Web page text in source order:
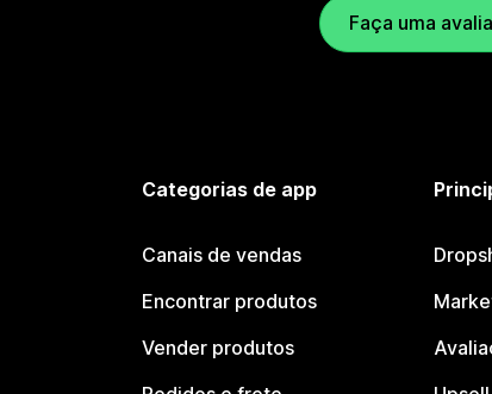
Faça uma
Categorias de app
Canais de vendas
Encontrar produtos
Vender produtos